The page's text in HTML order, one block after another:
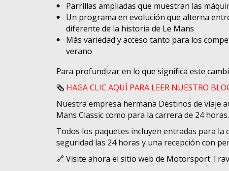
Parrillas ampliadas que muestran las
Un programa en evolución que alterna
diferente de la historia de Le Mans
Más variedad y acceso tanto para los
verano
Para profundizar en lo que significa este
🗞️ HAGA CLIC AQUÍ PARA LEER NUESTRO
Nuestra empresa hermana Destinos de viaje
Mans Classic como para la carrera de 24 horas.
Todos los paquetes incluyen entradas para
seguridad las 24 horas y una recepción con
🔗 Visite ahora el sitio web de Motorsport